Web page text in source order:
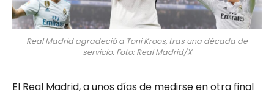
Real Madrid agradeció a Toni Kroos, tras una década de
servicio. Foto: Real Madrid/X
El Real Madrid, a unos días de medirse en otra final